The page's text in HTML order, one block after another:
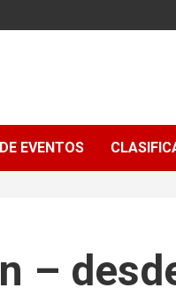
EVENTOS
–